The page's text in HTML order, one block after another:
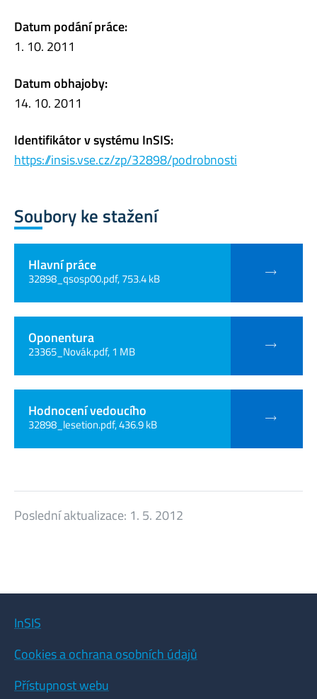
Datum podání práce:
1. 10. 2011
Datum obhajoby:
14. 10. 2011
Identifikátor v systému InSIS:
https://insis.vse.cz/zp/32898/podrobnosti
Soubory ke stažení
Hlavní práce
32898_qsosp00.pdf, 753.4 kB
Oponentura
23365_Novák.pdf, 1 MB
Hodnocení vedoucího
32898_lesetion.pdf, 436.9 kB
Poslední aktualizace: 1. 5. 2012
InSIS
Cookies a ochrana osobních údajů
Přístupnost webu